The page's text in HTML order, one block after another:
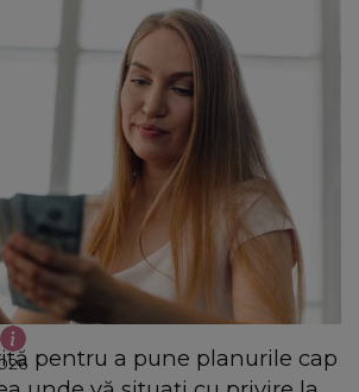
pentru a pune planurile cap